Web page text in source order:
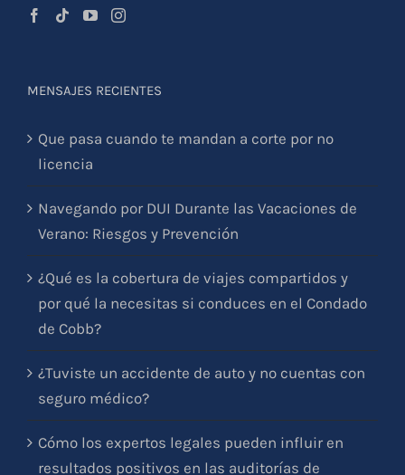
MENSAJES RECIENTES
Que pasa cuando te mandan a corte por no
licencia
Navegando por DUI Durante las Vacaciones de
Verano: Riesgos y Prevención
¿Qué es la cobertura de viajes compartidos y
por qué la necesitas si conduces en el Condado
de Cobb?
¿Tuviste un accidente de auto y no cuentas con
seguro médico?
Cómo los expertos legales pueden influir en
resultados positivos en las auditorías de